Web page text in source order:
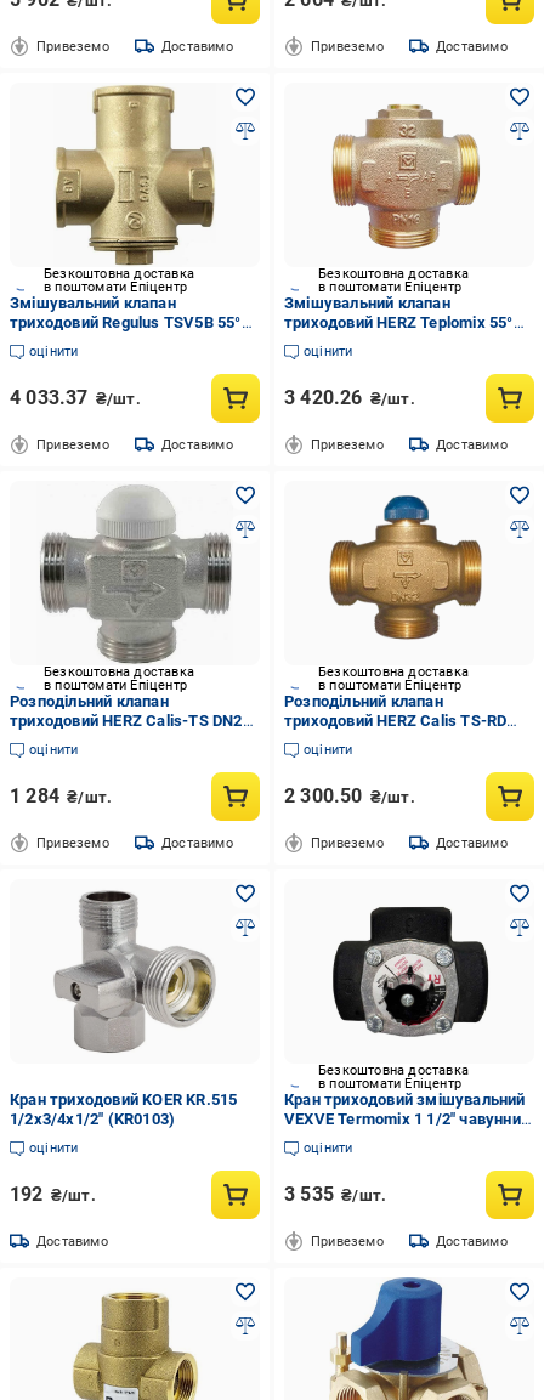
Привеземо Доставимо Привеземо Доставимо
Безкоштовна доставка
в поштомати Епіцентр
Змішувальний клапан
триходовий Regulus TSV5B 55°C
DN32 1 1/4" (28414788)
оцінити
4 033.37 ₴/шт.
Привеземо Доставимо
Безкоштовна доставка
в поштомати Епіцентр
Змішувальний клапан
триходовий HERZ Teplomix 55°C
DN32 1 1/2" (28414790)
оцінити
3 420.26 ₴/шт.
Привеземо Доставимо
Безкоштовна доставка
в поштомати Епіцентр
Розподільний клапан
триходовий HERZ Calis-TS DN20
1" (28414779)
оцінити
1 284 ₴/шт.
Привеземо Доставимо
Безкоштовна доставка
в поштомати Епіцентр
Розподільний клапан
триходовий HERZ Calis TS-RD
DN32 1 1/2" (28414761)
оцінити
2 300.50 ₴/шт.
Привеземо Доставимо
Кран триходовий KOER KR.515
1/2x3/4x1/2" (KR0103)
оцінити
192 ₴/шт.
Доставимо
Безкоштовна доставка
в поштомати Епіцентр
Кран триходовий змішувальний
VEXVE Termomix 1 1/2" чавунний
(29923519)
оцінити
3 535 ₴/шт.
Привеземо Доставимо